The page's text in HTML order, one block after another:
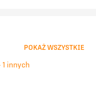
POKAŻ WSZYSTKIE
1 innych